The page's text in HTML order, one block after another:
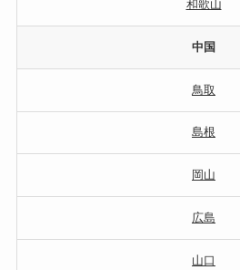
和歌山
中国
鳥取
島根
岡山
広島
山口